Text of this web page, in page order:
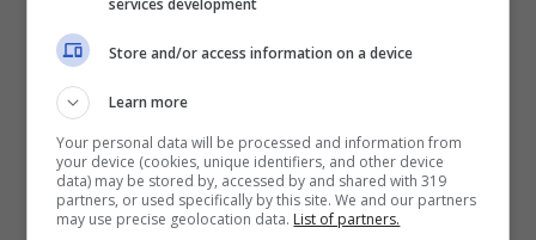
Violento frontale tra due auto: morta
una ragazza, gravissima una 38enne
ragazzo: Emmanuele muore a 29 anni
Finisce in mare con il muletto: operaio
muore mentre lavora al porto
services development
Store and/or access information on a device
Learn more
Your personal data will be processed and information from
your device (cookies, unique identifiers, and other device
data) may be stored by, accessed by and shared with 319
partners, or used specifically by this site. We and our partners
may use precise geolocation data. List of partners.